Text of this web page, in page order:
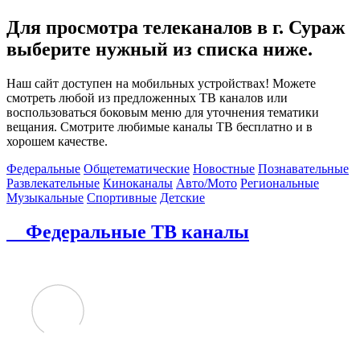
Для просмотра телеканалов в г. Сураж
выберите нужный из списка ниже.
Наш сайт доступен на мобильных устройствах! Можете
смотреть любой из предложенных ТВ каналов или
воспользоваться боковым меню для уточнения тематики
вещания. Смотрите любимые каналы ТВ бесплатно и в
хорошем качестве.
Федеральные Общетематические Новостные Познавательные
Развлекательные Киноканалы Авто/Мото Региональные
Музыкальные Спортивные Детские
Федеральные ТВ каналы